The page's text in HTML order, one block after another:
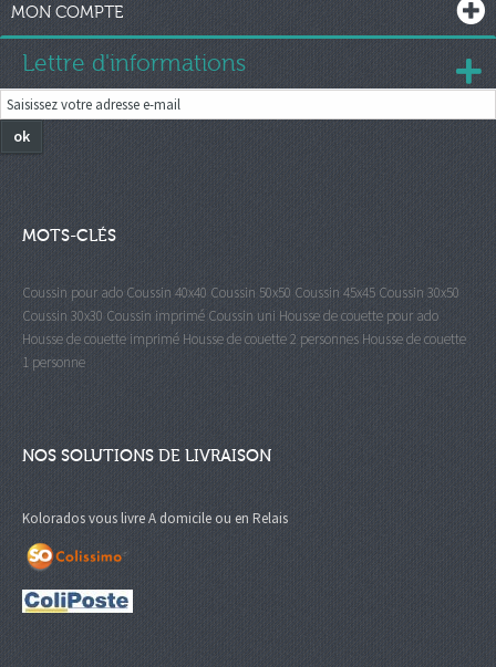
MON COMPTE
Lettre d'informations
ok
MOTS-CLÉS
Coussin pour ado Coussin 40x40 Coussin 50x50 Coussin 45x45Coussin 30x50
Coussin 30x30 Coussin imprimé Coussin uni Housse de couette pour ado
Housse de couette imprimé Housse de couette 2 personnes Housse de couette
1 personne
NOS SOLUTIONS DE LIVRAISON
Kolorados vous livre A domicile ou en Relais